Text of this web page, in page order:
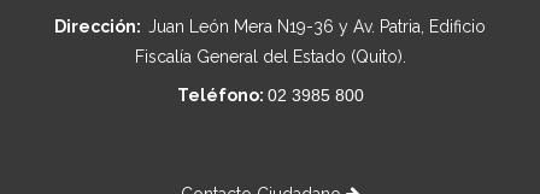
Dirección: Juan León Mera N19-36 y Av. Patria, Edificio
Fiscalía General del Estado (Quito).
Teléfono: 02 3985 800